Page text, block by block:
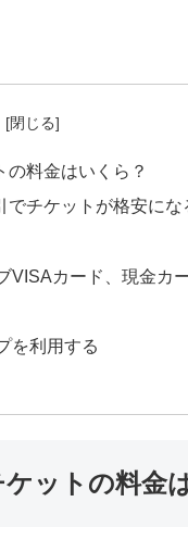
料金はいくら？
チケットが格安にな
カード、現金カ
を利用する
ットの料金